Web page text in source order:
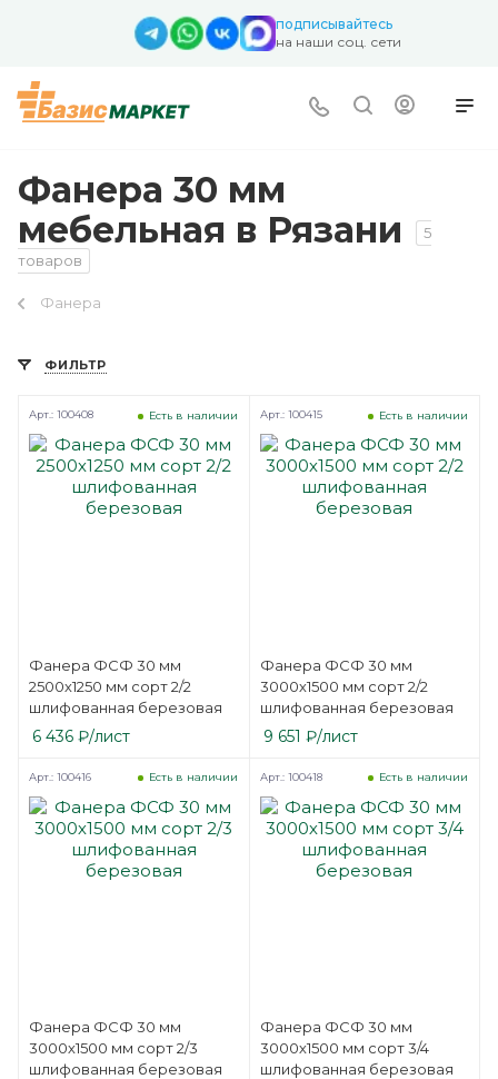
подписывайтесь
на наши соц. сети
Фанера 30 мм
мебельная в Рязани
5
товаров
Фанера
ФИЛЬТР
Фанера ФСФ 30 мм
2500х1250 мм сорт 2/2
шлифованная березовая
Есть в наличии
Арт.: 100408
6 436 ₽/лист
Фанера ФСФ 30 мм
3000х1500 мм сорт 2/2
шлифованная березовая
Есть в наличии
Арт.: 100415
9 651 ₽/лист
Фанера ФСФ 30 мм
3000х1500 мм сорт 2/3
шлифованная березовая
Есть в наличии
Арт.: 100416
Фанера ФСФ 30 мм
3000х1500 мм сорт 3/4
шлифованная березовая
Есть в наличии
Арт.: 100418